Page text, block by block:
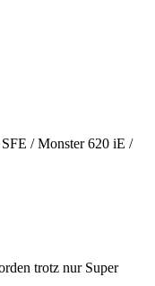
/ Monster 620 iE /
trotz nur Super